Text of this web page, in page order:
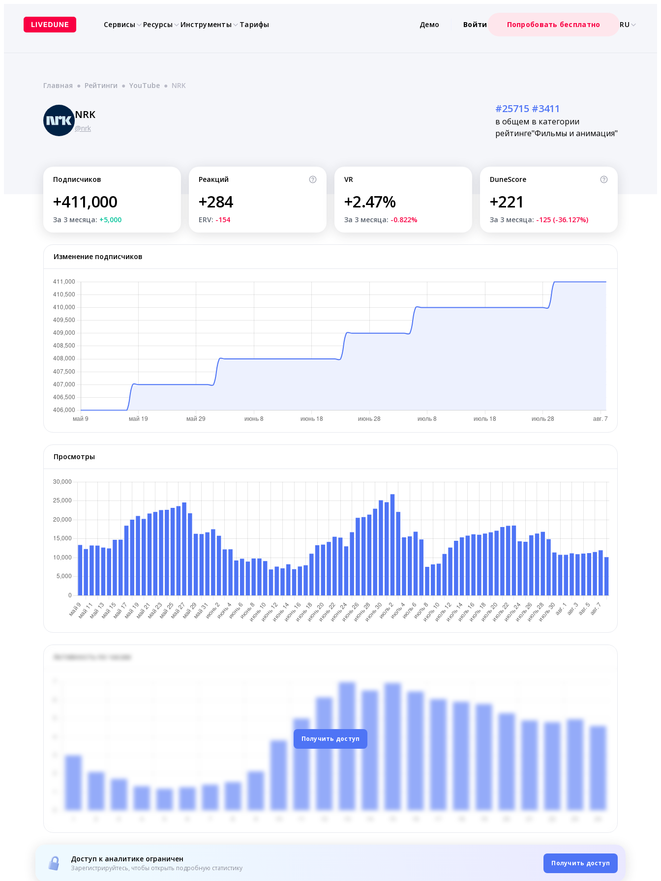
содержимому
Сервисы Ресурсы Инструменты Тарифы Демо Войти Попробовать бесплатно RU
Главная ● Рейтинги ● YouTube ● NRK
NRK
@nrk
#25715
в общем
рейтинге
#3411
в категории
"Фильмы и анимация"
Подписчиков
+411,000
За 3 месяца: +5,000
Реакций
+284
ERV: -154
VR
+2.47%
За 3 месяца: -0.822%
DuneScore
+221
За 3 месяца: -125 (-36.127%)
Изменение подписчиков
Просмотры
Активность по часам
Получить доступ
Доступ к аналитике ограничен
Зарегистрируйтесь, чтобы открыть подробную статистику
Получить доступ